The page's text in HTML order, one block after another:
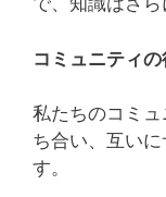
コミュニティの
私たちのコミ
ち合い、互い
す。